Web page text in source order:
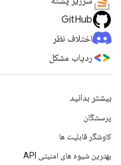
GitHub
اختلاف نظر
ردیاب مشکل
بیشتر بدانید
پرسشگان
کاوشگر قابلیت ها
بهترین شیوه های امنیتی API